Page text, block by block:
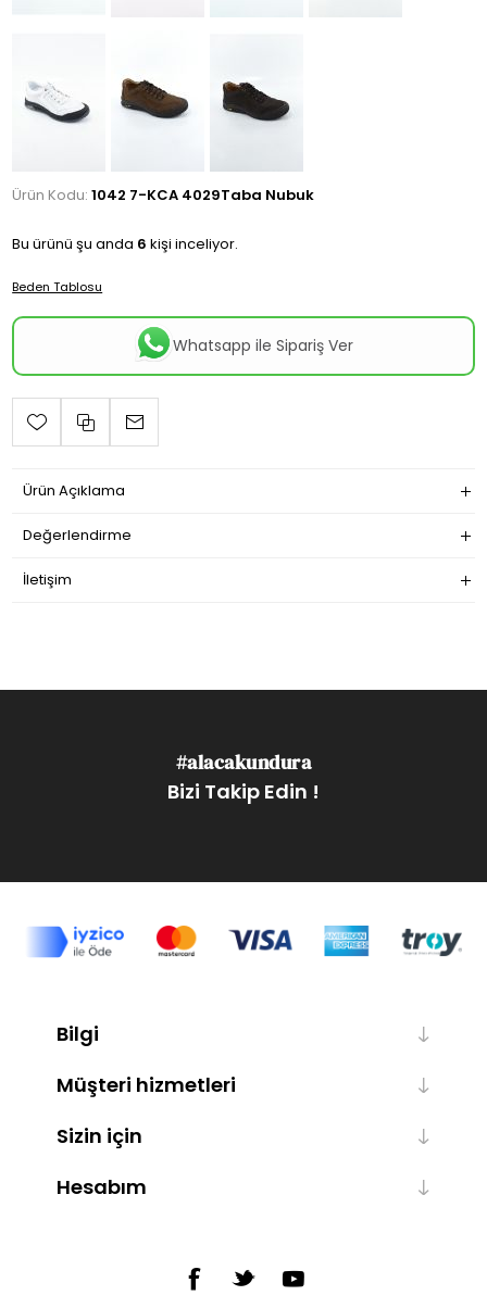
Ürün Kodu: 1042 7-KCA 4029Taba Nubuk
Bu ürünü şu anda 6 kişi inceliyor.
Beden Tablosu
Whatsapp ile Sipariş Ver
Ürün Açıklama
Değerlendirme
İletişim
#alacakundura
Bizi Takip Edin !
Bilgi
Müşteri hizmetleri
Sizin için
Hesabım